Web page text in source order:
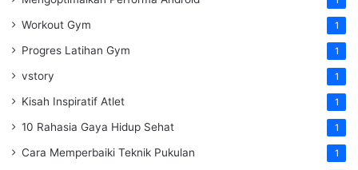
Workout Gym 1
Progres Latihan Gym 1
vstory 1
Kisah Inspiratif Atlet 1
10 Rahasia Gaya Hidup Sehat 1
Cara Memperbaiki Teknik Pukulan 1